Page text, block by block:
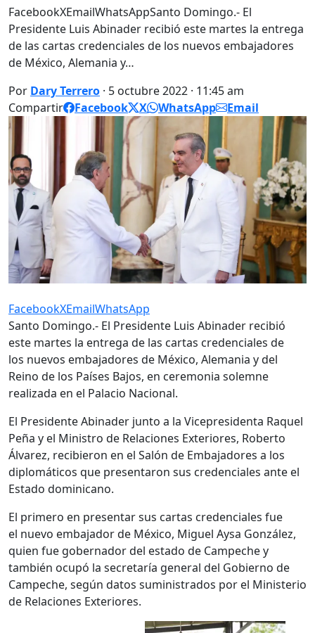
FacebookXEmailWhatsAppSanto Domingo.- El
Presidente Luis Abinader recibió este martes la entrega
de las cartas credenciales de los nuevos embajadores
de México, Alemania y…
Por Dary Terrero · 5 octubre 2022 · 11:45 am
Compartir
Facebook X WhatsApp Email
FacebookXEmailWhatsApp
Santo Domingo.- El Presidente Luis Abinader recibió
este martes la entrega de las cartas credenciales de
los nuevos embajadores de México, Alemania y del
Reino de los Países Bajos, en ceremonia solemne
realizada en el Palacio Nacional.
El Presidente Abinader junto a la Vicepresidenta Raquel
Peña y el Ministro de Relaciones Exteriores, Roberto
Álvarez, recibieron en el Salón de Embajadores a los
diplomáticos que presentaron sus credenciales ante el
Estado dominicano.
El primero en presentar sus cartas credenciales fue
el nuevo embajador de México, Miguel Aysa González,
quien fue gobernador del estado de Campeche y
también ocupó la secretaría general del Gobierno de
Campeche, según datos suministrados por el Ministerio
de Relaciones Exteriores.